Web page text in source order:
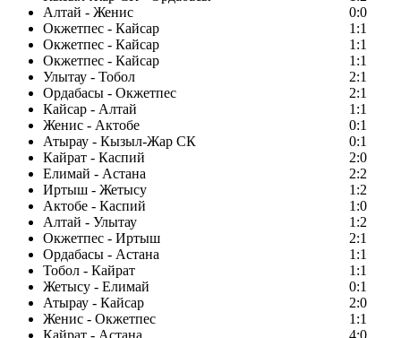
Алтай - Женис
0:0
Окжетпес - Кайсар
1:1
Окжетпес - Кайсар
1:1
Окжетпес - Кайсар
1:1
Улытау - Тобол
2:1
Ордабасы - Окжетпес
2:1
Кайсар - Алтай
1:1
Женис - Актобе
0:1
Атырау - Кызыл-Жар СК
0:1
Кайрат - Каспий
2:0
Елимай - Астана
2:2
Иртыш - Жетысу
1:2
Актобе - Каспий
1:0
Алтай - Улытау
1:2
Окжетпес - Иртыш
2:1
Ордабасы - Астана
1:1
Тобол - Кайрат
1:1
Жетысу - Елимай
0:1
Атырау - Кайсар
2:0
Женис - Окжетпес
1:1